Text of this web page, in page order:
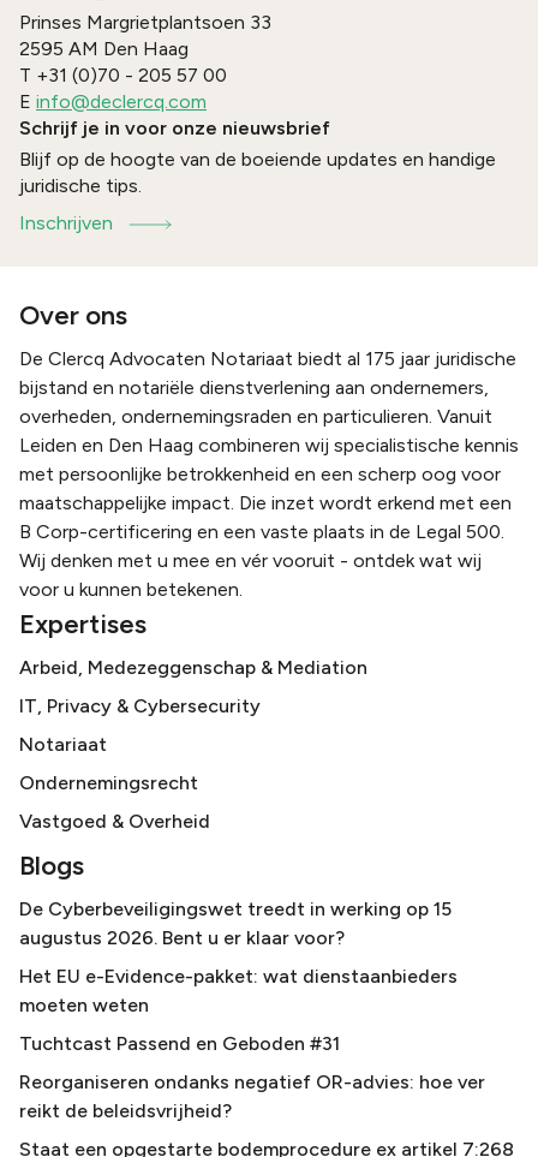
Prinses Margrietplantsoen 33
2595 AM Den Haag
T +31 (0)70 - 205 57 00
E info@declercq.com
Schrijf je in voor onze nieuwsbrief
Blijf op de hoogte van de boeiende updates en handige
juridische tips.
Inschrijven
Over ons
De Clercq Advocaten Notariaat biedt al 175 jaar juridische
bijstand en notariële dienstverlening aan ondernemers,
overheden, ondernemingsraden en particulieren. Vanuit
Leiden en Den Haag combineren wij specialistische kennis
met persoonlijke betrokkenheid en een scherp oog voor
maatschappelijke impact. Die inzet wordt erkend met een
B Corp-certificering en een vaste plaats in de Legal 500.
Wij denken met u mee en vér vooruit - ontdek wat wij
voor u kunnen betekenen.
Expertises
Arbeid, Medezeggenschap & Mediation
IT, Privacy & Cybersecurity
Notariaat
Ondernemingsrecht
Vastgoed & Overheid
Blogs
De Cyberbeveiligingswet treedt in werking op 15
augustus 2026. Bent u er klaar voor?
Het EU e-Evidence-pakket: wat dienstaanbieders
moeten weten
Tuchtcast Passend en Geboden #31
Reorganiseren ondanks negatief OR-advies: hoe ver
reikt de beleidsvrijheid?
Staat een opgestarte bodemprocedure ex artikel 7:268